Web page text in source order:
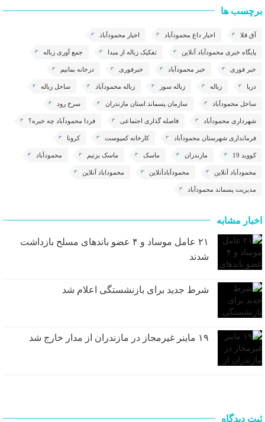
برچسب ها
آق قلا اخبار داغ محمودآباد اخبار محمودآباد
پایگاه خبری محمودآباد آنلاین تفکیک زباله از مبدا جمع آوری زباله
خبر فوری خبر محمودآباد خبرفوری درخانه بمانیم
دریا زباله زباله سوز زباله محمودآباد ساحل زباله
ساحل محمودآباد سازمان پسماند استان مازندران سرخ رود
شهرداری محمودآباد فاصله گذاری اجتماعی فردا محمودآباد چه خبره؟
فرمانداری شهرستان محمودآباد کارخانه کمپوست کرونا
کووید 19 مازندران ماسک ماسک بزنیم محمودآباد
محمودآباد آنلاین محمودآبادآنلاین محموداباد آنلاین
مدیریت پسماند محمودآباد
اخبار مشابه
۲۱ عامل موساد و ۴ عضو باند‌های مسلح بازداشت
شدند
شرط جدید برای بازنشستگی اعلام شد
۱۹ ماینر غیرمجاز در مازندران از مدار خارج شد
ثبت دیدگاه